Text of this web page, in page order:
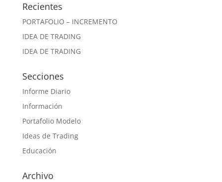
Recientes
PORTAFOLIO – INCREMENTO
IDEA DE TRADING
IDEA DE TRADING
Secciones
Informe Diario
Información
Portafolio Modelo
Ideas de Trading
Educación
Archivo